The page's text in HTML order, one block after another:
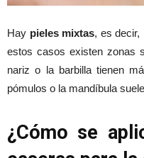
Hay pieles mixtas, es
estos casos existen zonas
nariz o la barbilla tienen
pómulos o la mandíbula
¿Cómo se